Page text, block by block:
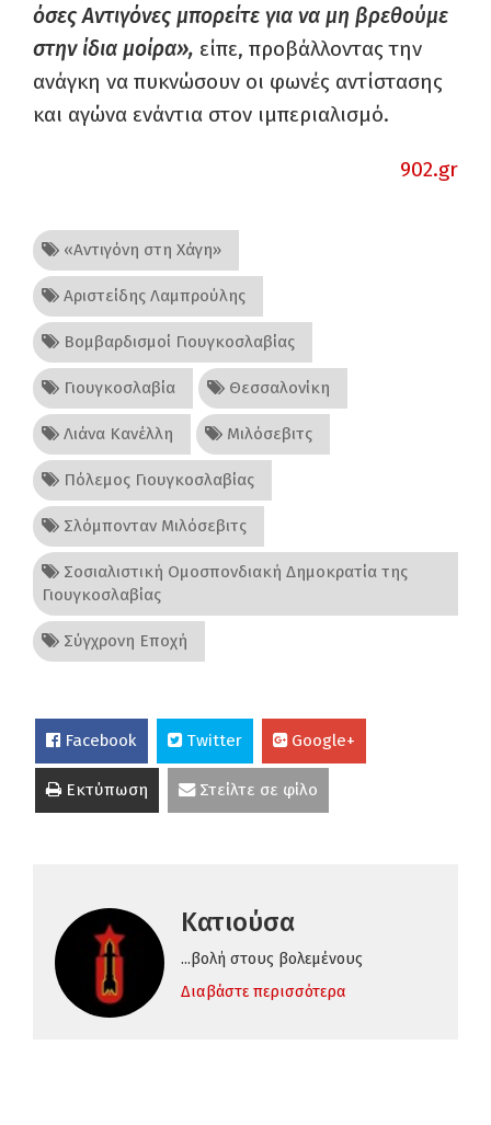
όσες Αντιγόνες μπορείτε για να μη βρεθούμε
στην ίδια μοίρα», είπε, προβάλλοντας την
ανάγκη να πυκνώσουν οι φωνές αντίστασης
και αγώνα ενάντια στον ιμπεριαλισμό.
902.gr
«Αντιγόνη στη Χάγη»
Αριστείδης Λαμπρούλης
Βομβαρδισμοί Γιουγκοσλαβίας
Γιουγκοσλαβία Θεσσαλονίκη
Λιάνα Κανέλλη Μιλόσεβιτς
Πόλεμος Γιουγκοσλαβίας
Σλόμπονταν Μιλόσεβιτς
Σοσιαλιστική Ομοσπονδιακή Δημοκρατία της
Γιουγκοσλαβίας
Σύγχρονη Εποχή
Facebook Twitter Google+
Εκτύπωση Στείλτε σε φίλο
Κατιούσα
...βολή στους βολεμένους
Διαβάστε περισσότερα